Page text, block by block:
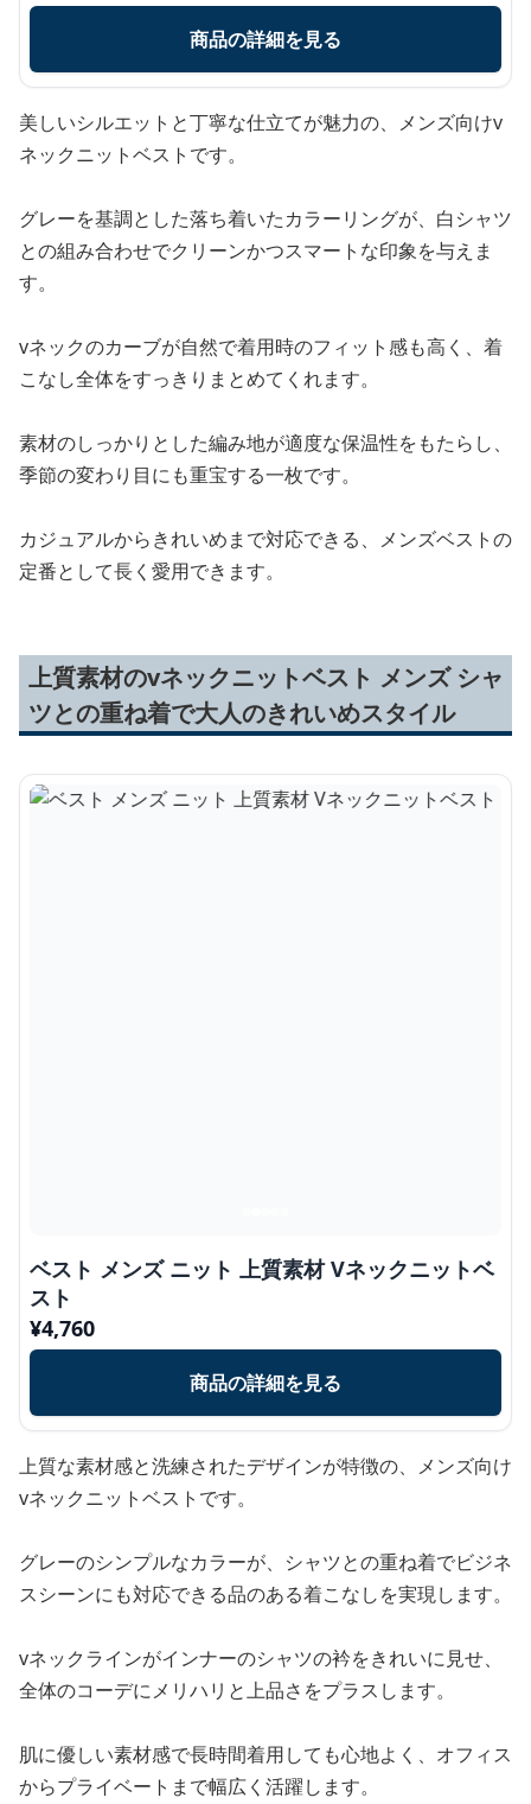
商品の詳細を見る
美しいシルエットと丁寧な仕立てが魅力の、メンズ向けv
ネックニットベストです。
グレーを基調とした落ち着いたカラーリングが、白シャツ
との組み合わせでクリーンかつスマートな印象を与えま
す。
vネックのカーブが自然で着用時のフィット感も高く、着
こなし全体をすっきりまとめてくれます。
素材のしっかりとした編み地が適度な保温性をもたらし、
季節の変わり目にも重宝する一枚です。
カジュアルからきれいめまで対応できる、メンズベストの
定番として長く愛用できます。
上質素材のvネックニットベスト メンズ シャ
ツとの重ね着で大人のきれいめスタイル
ベスト メンズ ニット 上質素材 Vネックニットベ
スト
¥4,760
商品の詳細を見る
上質な素材感と洗練されたデザインが特徴の、メンズ向け
vネックニットベストです。
グレーのシンプルなカラーが、シャツとの重ね着でビジネ
スシーンにも対応できる品のある着こなしを実現します。
vネックラインがインナーのシャツの衿をきれいに見せ、
全体のコーデにメリハリと上品さをプラスします。
肌に優しい素材感で長時間着用しても心地よく、オフィス
からプライベートまで幅広く活躍します。